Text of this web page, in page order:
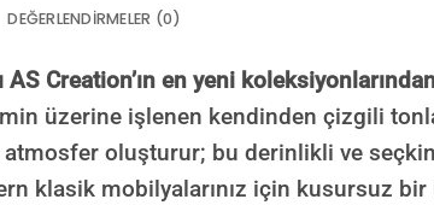
DEĞERLENDIRMELER (0)
Creation’ın en yeni
üzerine işlenen kendinden çizgili
oluşturur; bu derinlikli ve
klasik mobilyalarınız için kusursuz